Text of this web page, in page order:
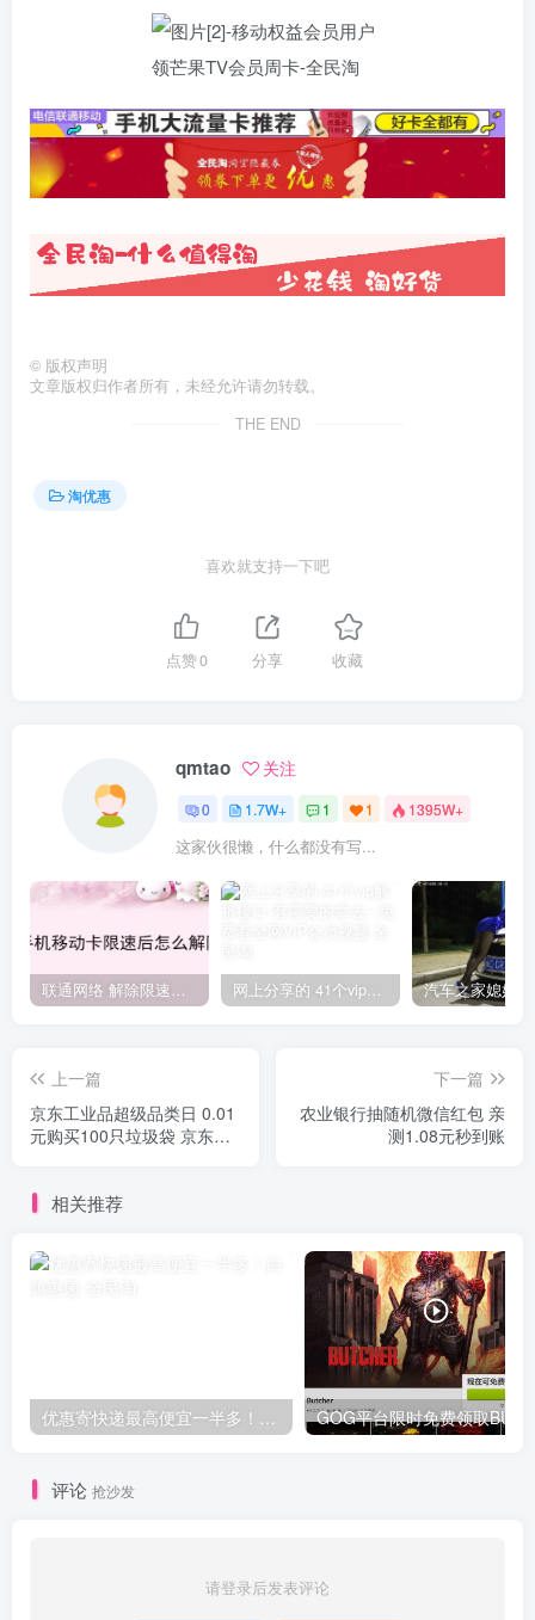
© 版权声明
文章版权归作者所有，未经允许请勿转载。
THE END
淘优惠
喜欢就支持一下吧
点赞0 分享 收藏
qmtao 关注
0 1.7W+ 1 1 1395W+
这家伙很懒，什么都没有写...
联通网络 解除限速方法参考！畅享、畅玩、老白干等及其它地区自测了 网上分享的 41个vip解析接口 有需要的拿去~ 免费看全网VIP会员视频
上一篇
京东工业品超级品类日 0.01
元购买100只垃圾袋 京东整
下一篇
农业银行抽随机微信红包 亲
测1.08元秒到账
相关推荐
评论 抢沙发
请登录后发表评论